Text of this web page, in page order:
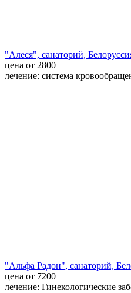
"Алеся", санаторий,
цена от 2800
лечение: система
"Альфа Радон", санаторий,
цена от 7200
лечение: Гинекологические